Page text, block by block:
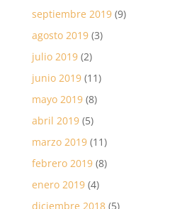
septiembre 2019(9)
agosto 2019(3)
julio 2019(2)
junio 2019(11)
mayo 2019(8)
abril 2019(5)
marzo 2019(11)
febrero 2019(8)
enero 2019(4)
diciembre 2018(5)